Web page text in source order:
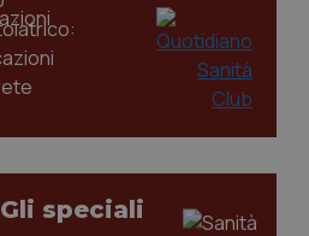
Gli speciali